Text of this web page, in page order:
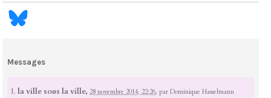
Messages
1. la ville sous la ville,28 novembre 2014, 22:26,parDominique Hasselmann